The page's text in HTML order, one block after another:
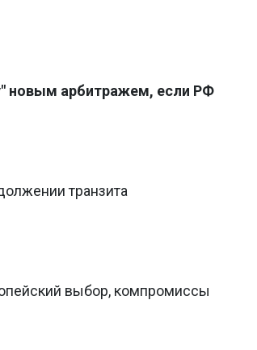
новым арбитражем, если РФ
транзита
выбор, компромиссы